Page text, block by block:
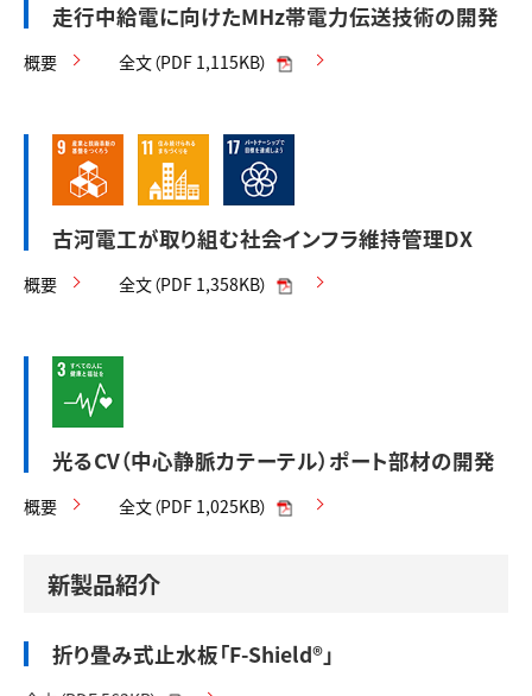
走行中給電に向けたMHz帯電力伝送技術の開発
概要 全文（PDF 1,115KB）
古河電工が取り組む社会インフラ維持管理DX
概要 全文（PDF 1,358KB）
光るCV（中心静脈カテーテル）ポート部材の開発
概要 全文（PDF 1,025KB）
新製品紹介
折り畳み式止水板「F-Shield®」